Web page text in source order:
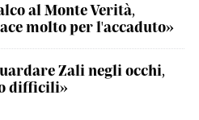
al Monte Verità,
molto per l'accaduto»
Zali negli occhi,
difficili»